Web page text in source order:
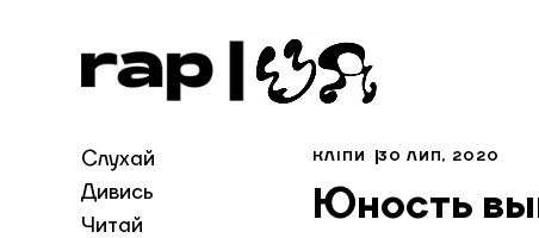
Слухай
Дивись
Читай
КЛІПИ 30 ЛИП, 2020
Юность